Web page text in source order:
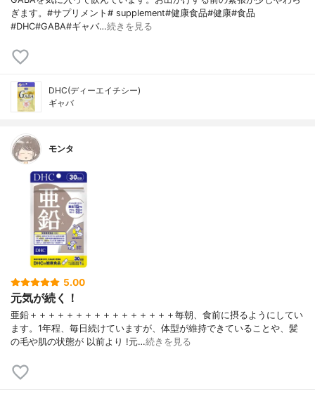
ぎます。#サプリメント# supplement#健康食品#健康#食品
#DHC#GABA#ギャバ…続きを見る
DHC(ディーエイチシー)
ギャバ
モンタ
5.00
元気が続く！
亜鉛＋＋＋＋＋＋＋＋＋＋＋＋＋＋＋＋毎朝、食前に摂るようにしてい
ます。1年程、毎日続けていますが、体型が維持できていることや、髪
の毛や肌の状態が 以前より !元…続きを見る